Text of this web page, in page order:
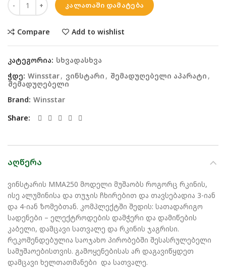
ᲙᲐᲚᲐᲗᲐᲨᲘ ᲓᲐᲛᲐᲢᲔᲑᲐ
Compare Add to wishlist
კატეგორია: სხვადასხვა
ჭდე: Winsstar, ვინსტარი , შემადუღებელი აპარატი ,
შემადუღებელი
Brand: Winsstar
Share
ᲐᲦᲬᲔᲠᲐ
ვინსტარის MMA250 მოდელი მუშაობს როგორც რკინის,
ისე ალუმინისა და თუჯის ჩხირებით და თავსებადია 3-იან
და 4-იან ზომებთან. კომპლექტში შედის: სათადარიგო
სადენები – ელექტროდების დამჭერი და დამიწების
კაბელი, დამცავი სათვალე და რკინის ჯაგრისი.
რეკომენდებულია საოჯახო პირობებში შესასრულებელი
სამუშაოებისთვის. გამოყენებისას არ დაგავიწყდეთ
დამცავი ხელთათმანები და სათვალე.